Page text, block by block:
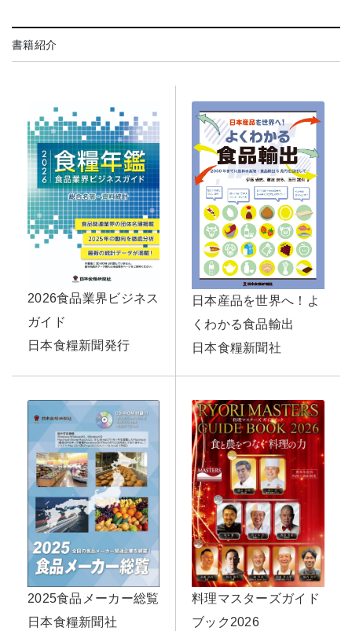
書籍紹介
2026食品業界ビジネス
ガイド
日本食糧新聞発行
日本産品を世界へ！よ
くわかる食品輸出
日本食糧新聞社
2025食品メーカー総覧
日本食糧新聞社
料理マスターズガイド
ブック2026